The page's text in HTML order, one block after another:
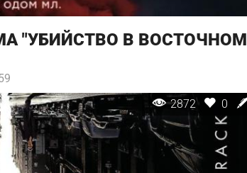
"УБИЙСТВО В ВОСТОЧНОМ
2872 0